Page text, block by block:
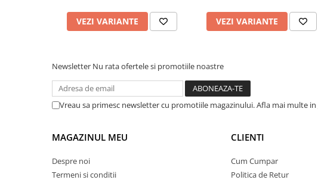
VEZI VARIANTE VEZI VARIANTE
Newsletter Nu rata ofertele si promotiile noastre
Vreau sa primesc newsletter cu promotiile magazinului. Afla mai multe in
MAGAZINUL MEU
Despre noi
Termeni si conditii
CLIENTI
Cum Cumpar
Politica de Retur